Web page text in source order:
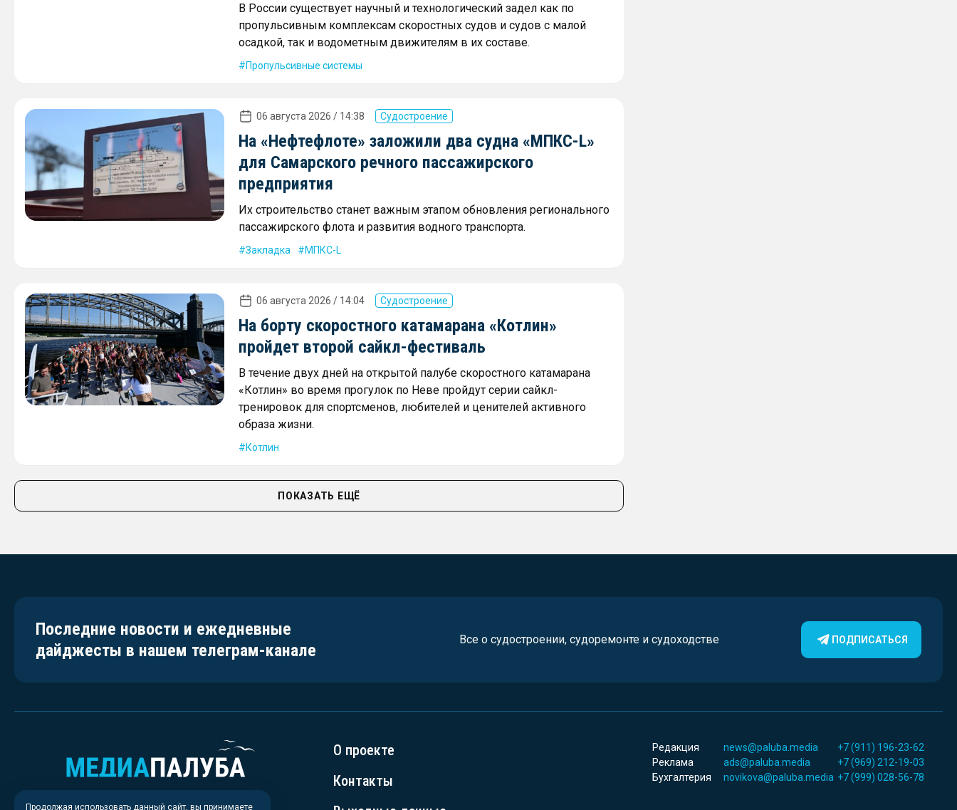
В России существует научный и технологический задел как по
пропульсивным комплексам скоростных судов и судов с малой
осадкой, так и водометным движителям в их составе.
Пропульсивные системы
06 августа 2026 / 14:38 Судостроение
На «Нефтефлоте» заложили два судна «МПКС-L»
для Самарского речного пассажирского
предприятия
Их строительство станет важным этапом обновления регионального
пассажирского флота и развития водного транспорта.
Закладка МПКС-L
06 августа 2026 / 14:04 Судостроение
На борту скоростного катамарана «Котлин»
пройдет второй сайкл-фестиваль
В течение двух дней на открытой палубе скоростного катамарана
«Котлин» во время прогулок по Неве пройдут серии сайкл-
тренировок для спортсменов, любителей и ценителей активного
образа жизни.
Котлин
ПОКАЗАТЬ ЕЩЁ
Последние новости и ежедневные
дайджесты в нашем телеграм-канале
Все о судостроении, судоремонте и судоходстве ПОДПИСАТЬСЯ
О проекте
Контакты
Редакция news@paluba.media
+7 (911) 196-23-62
Реклама
ads@paluba.media
+7 (969) 212-19-03
Бухгалтерия
novikova@paluba.media +7 (999) 028-56-78
Продолжая использовать данный сайт, вы принимаете